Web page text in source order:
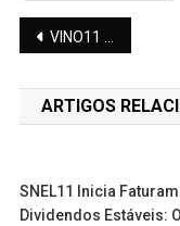
Navegação
de
Post
VINO11 Anuncia Dividendos para Abril de 2026: Confira Valores e Detalhes do Fundo
ARTIGOS
SNEL11 Inicia
Dividendos Estáveis: